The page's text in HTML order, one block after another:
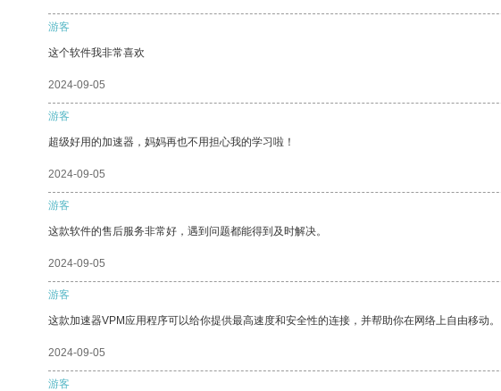
游客
这个软件我非常喜欢
2024-09-05
游客
超级好用的加速器，妈妈再也不用担心我的学习啦！
2024-09-05
游客
这款软件的售后服务非常好，遇到问题都能得到及时解决。
2024-09-05
游客
这款加速器VPM应用程序可以给你提供最高速度和安全性的连接，并帮助你在网络上自由移动。
2024-09-05
游客